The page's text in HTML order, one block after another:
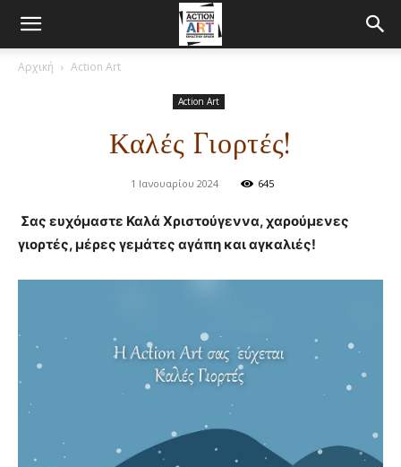
Αρχική Αction Art
Αction Art
Καλές Γιορτές!
1 Ιανουαρίου 2024 645
Σας ευχόμαστε Καλά Χριστούγεννα, χαρούμενες
γιορτές, μέρες γεμάτες αγάπη και αγκαλιές!